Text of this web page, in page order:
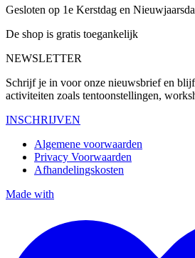
Gesloten op 1e Kerstdag en
De shop is gratis toegankelijk
NEWSLETTER
Schrijf je in voor onze nieuwsbrief en
activiteiten zoals tentoonstellingen,
INSCHRIJVEN
Algemene voorwaarden
Privacy Voorwaarden
Afhandelingskosten
Made with